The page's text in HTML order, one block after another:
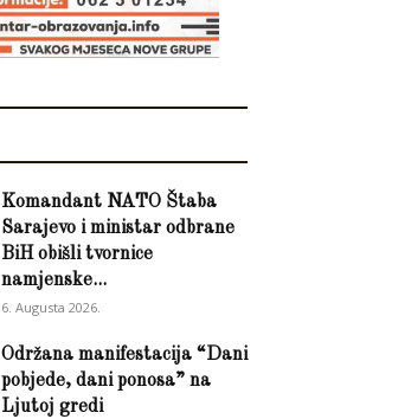
Komandant NATO Štaba
Sarajevo i ministar odbrane
BiH obišli tvornice
namjenske...
6. Augusta 2026.
Održana manifestacija “Dani
pobjede, dani ponosa” na
Ljutoj gredi